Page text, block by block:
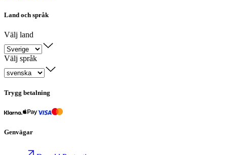
Land och språk
Välj land
Välj språk
Trygg betalning
Genvägar